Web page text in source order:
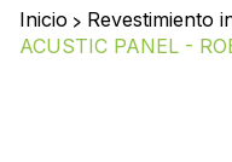
Inicio > Revestimiento
ACUSTIC PANEL -